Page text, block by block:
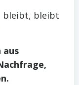
bleibt, bleibt
aus